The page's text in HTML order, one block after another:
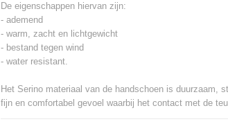
De eigenschappen hiervan zijn:
- ademend
- warm, zacht en lichtgewicht
- bestand tegen wind
- water resistant.
Het Serino materiaal van de handschoen is duurzaam,
fijn en comfortabel gevoel waarbij het contact met de